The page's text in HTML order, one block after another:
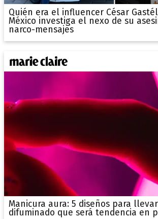
Quién era el influencer César
México investiga el nexo de su
narco-mensajes
Manicura aura: 5 diseños para
difuminado que será tendencia en